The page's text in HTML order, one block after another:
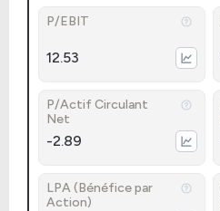
P/EBIT
12.53
P/Actif Circulant
Net
-2.89
LPA (Bénéfice par
Action)